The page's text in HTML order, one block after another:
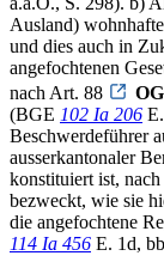
Ausland)
und dies auch in
angefochtenen
nach Art. 88
OG
(BGE 102 Ia 206
Beschwerdeführer
ausserkantonaler
konstituiert ist, nach
bezweckt, wie sie
die angefochtene
114 Ia 456 E. 1d,